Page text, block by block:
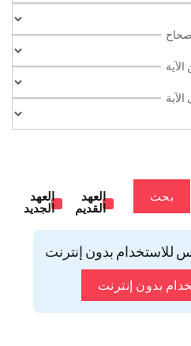
الآية
بحث
العهد
القديم
العهد
الجديد
للاستخدام بدون إنترنت
بدون إنترنت